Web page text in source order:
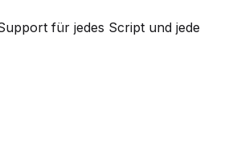
für jedes Script und jede